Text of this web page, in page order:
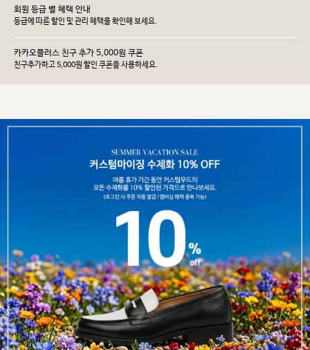
회원 등급 별 혜택 안내
등급에 따른 할인 및 관리 헤택을 확인해 보세요.
카카오플러스 친구 추가 5,000원 쿠폰
친구추가하고 5,000원 할인 쿠폰을 사용하세요.